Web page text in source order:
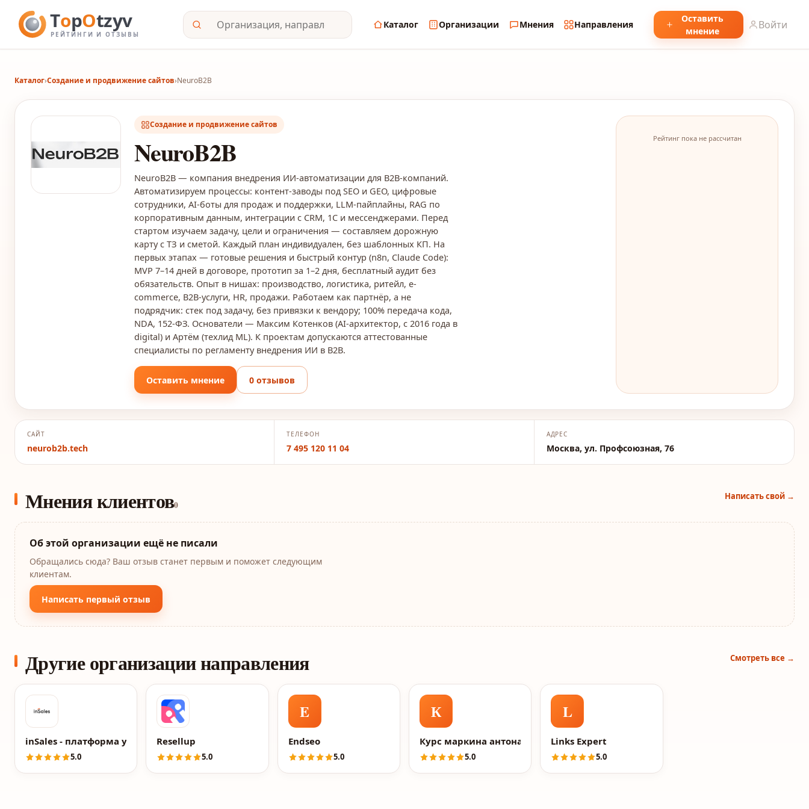
Каталог Организации Мнения Направления
Оставить
мнение
Войти
Каталог›Создание и продвижение сайтов›NeuroB2B
Создание и продвижение сайтов
NeuroB2B
NeuroB2B — компания внедрения ИИ-автоматизации для B2B-компаний.
Автоматизируем процессы: контент-заводы под SEO и GEO, цифровые
сотрудники, AI-боты для продаж и поддержки, LLM-пайплайны, RAG по
корпоративным данным, интеграции с CRM, 1С и мессенджерами. Перед
стартом изучаем задачу, цели и ограничения — составляем дорожную
карту с ТЗ и сметой. Каждый план индивидуален, без шаблонных КП. На
первых этапах — готовые решения и быстрый контур (n8n, Claude Code):
MVP 7–14 дней в договоре, прототип за 1–2 дня, бесплатный аудит без
обязательств. Опыт в нишах: производство, логистика, ритейл, e-
commerce, B2B-услуги, HR, продажи. Работаем как партнёр, а не
подрядчик: стек под задачу, без привязки к вендору; 100% передача кода,
NDA, 152-ФЗ. Основатели — Максим Котенков (AI-архитектор, с 2016 года в
digital) и Артём (техлид ML). К проектам допускаются аттестованные
специалисты по регламенту внедрения ИИ в B2B.
Оставить мнение 0 отзывов
Рейтинг пока не рассчитан
САЙТ
neurob2b.tech
ТЕЛЕФОН
7 495 120 11 04
АДРЕС
Москва, ул. Профсоюзная, 76
Мнения клиентов0
Написать свой →
Об этой организации ещё не писали
Обращались сюда? Ваш отзыв станет первым и поможет следующим
клиентам.
Написать первый отзыв
Другие организации направления Смотреть все →
inSales - платформа управления онлайн-торговлей
5.0
Resellup
5.0
E
Endseo
5.0
К
Курс маркина антона, флагман маркина антона
5.0
L
Links Expert
5.0